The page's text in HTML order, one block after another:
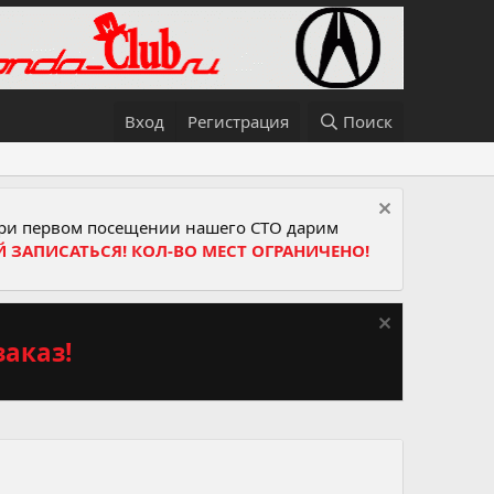
Вход Регистрация Поиск
первом посещении нашего СТО дарим
ЗАПИСАТЬСЯ! КОЛ-ВО МЕСТ ОГРАНИЧЕНО!